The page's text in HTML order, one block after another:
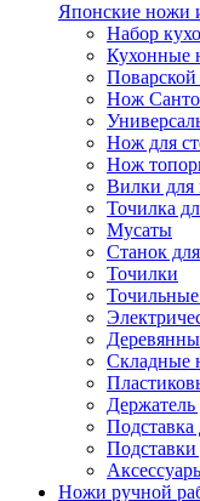
Японские ножи
Набор
Кухонные
Нож
Нож для
Нож
Вилки для
Точилка
Мусаты
Станок
Точилки
Складные
Ножи ручной